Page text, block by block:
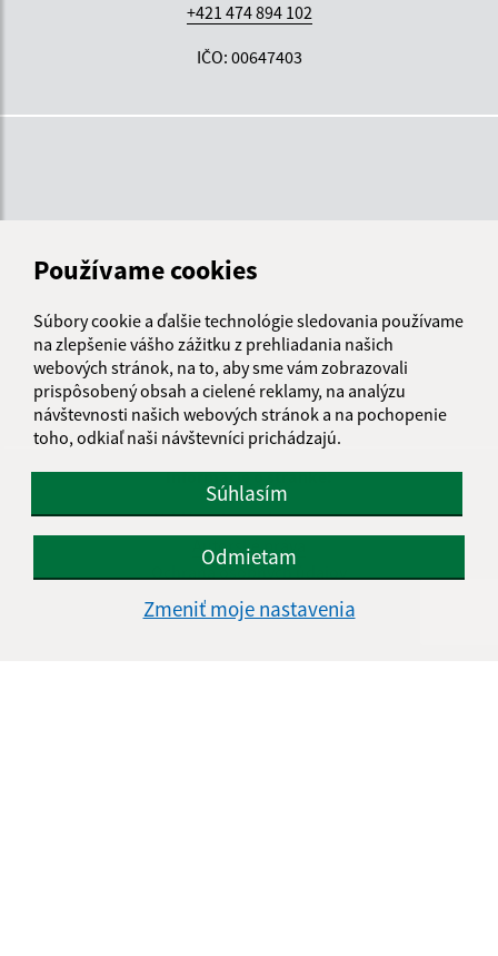
Používame cookies
Súbory cookie a ďalšie technológie sledovania používame
na zlepšenie vášho zážitku z prehliadania našich
webových stránok, na to, aby sme vám zobrazovali
prispôsobený obsah a cielené reklamy, na analýzu
návštevnosti našich webových stránok a na pochopenie
toho, odkiaľ naši návštevníci prichádzajú.
Súhlasím
Odmietam
Zmeniť moje nastavenia
+421 474 894 102
IČO: 00647403
Informácie o stránke:
Vyhlásenie o prístupnosti
Autorské práva
Ochrana osobných údajov
Navigácia: